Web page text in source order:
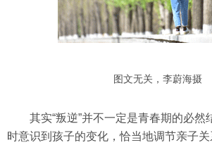
图文无关，李蔚海摄
其实“叛逆”并不一定是青春期的必然
时意识到孩子的变化，恰当地调节亲子